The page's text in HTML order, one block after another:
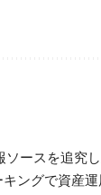
ースを追究
ングで資産運